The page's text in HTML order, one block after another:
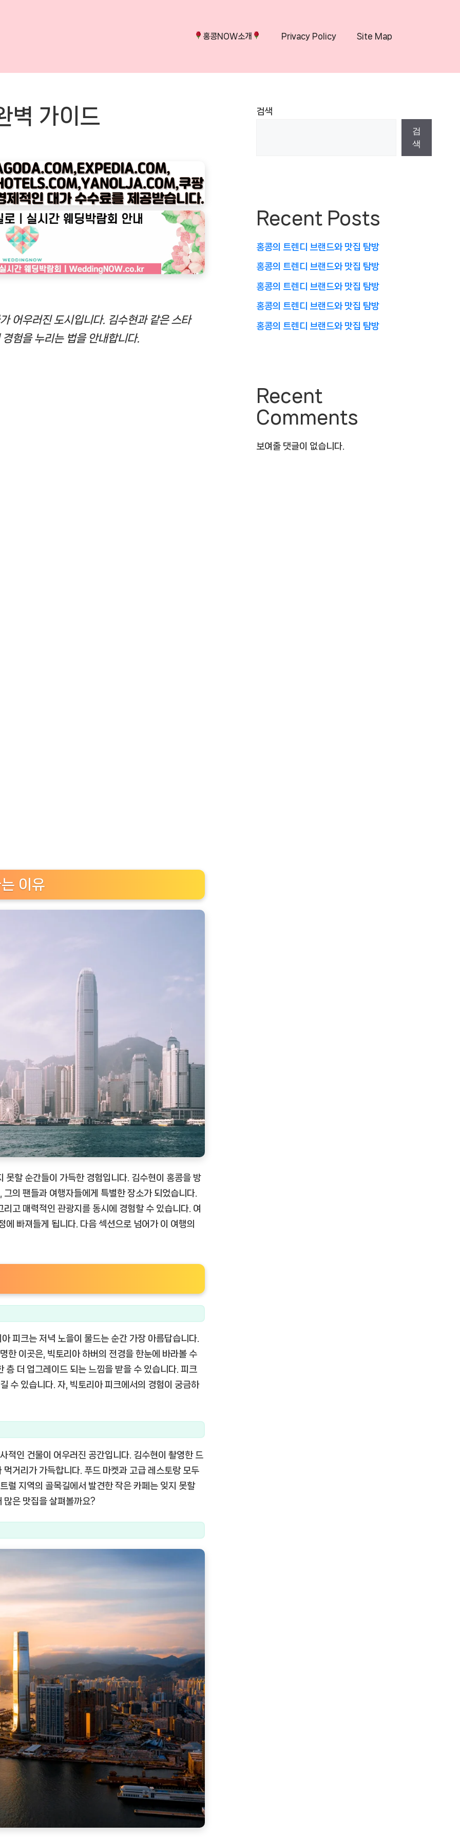
홍콩NOW소개 Privacy Policy Site Map
벽 가이드
어우러진 도시입니다. 김수현과 같은 스타
험을 누리는 법을 안내합니다.
이유
못할 순간들이 가득한 경험입니다. 김수현이 홍콩을 방
의 팬들과 여행자들에게 특별한 장소가 되었습니다.
고 매력적인 관광지를 동시에 경험할 수 있습니다. 여
빠져들게 됩니다. 다음 섹션으로 넘어가 이 여행의
피크는 저녁 노을이 물드는 순간 가장 아름답습니다.
한 이곳은, 빅토리아 하버의 전경을 한눈에 바라볼 수
층 더 업그레이드 되는 느낌을 받을 수 있습니다. 피크
수 있습니다. 자, 빅토리아 피크에서의 경험이 궁금하
적인 건물이 어우러진 공간입니다. 김수현이 촬영한 드
거리가 가득합니다. 푸드 마켓과 고급 레스토랑 모두
럴 지역의 골목길에서 발견한 작은 카페는 잊지 못할
많은 맛집을 살펴볼까요?
검색
검
색
Recent Posts
홍콩의 트렌디 브랜드와 맛집 탐방
홍콩의 트렌디 브랜드와 맛집 탐방
홍콩의 트렌디 브랜드와 맛집 탐방
홍콩의 트렌디 브랜드와 맛집 탐방
홍콩의 트렌디 브랜드와 맛집 탐방
Recent
Comments
보여줄 댓글이 없습니다.